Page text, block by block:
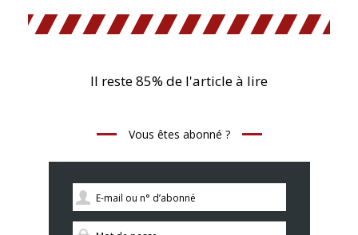
Il reste 85% de l'article à lire
Vous êtes abonné ?